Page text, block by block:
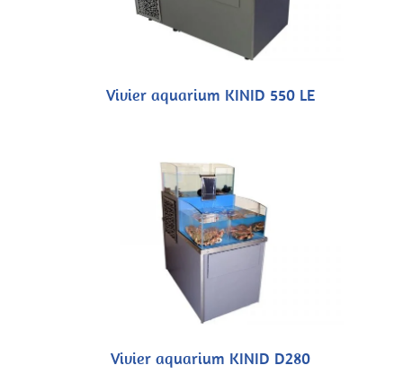
Vivier aquarium KINID 550 LE
Vivier aquarium KINID D280